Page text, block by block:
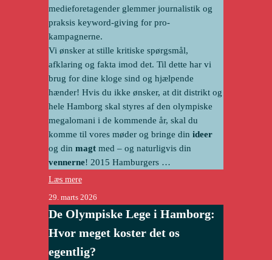
medieforetagender glemmer journalistik og
praksis keyword-giving for pro-
kampagnerne.
Vi ønsker at stille kritiske spørgsmål,
afklaring og fakta imod det. Til dette har vi
brug for dine kloge sind og hjælpende
hænder! Hvis du ikke ønsker, at dit distrikt og
hele Hamborg skal styres af den olympiske
megalomani i de kommende år, skal du
komme til vores møder og bringe din ideer
og din magtmed – og naturligvis din
vennerne! 2015 Hamburgers …
Læs mere
29. marts 2026
De Olympiske Lege i Hamborg:
Hvor meget koster det os
egentlig?